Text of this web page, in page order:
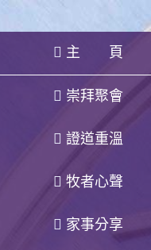
主 頁
崇拜聚會
證道重溫
牧者心聲
家事分享